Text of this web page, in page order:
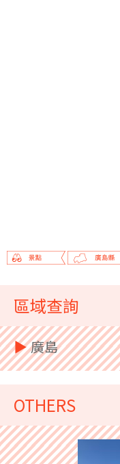
區域查詢
▶︎廣島
OTHERS